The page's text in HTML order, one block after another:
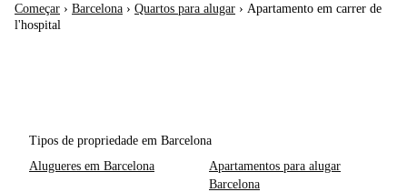
Começar › Barcelona › Quartos para alugar › Apartamento em carrer de
l'hospital
Tipos de propriedade em Barcelona
Alugueres em Barcelona
Apartamentos para alugar
Barcelona